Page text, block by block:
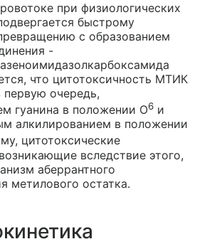
при физиологических
быстрому
с образованием
-
что цитотоксичность МТИК
первую очередь,
гуанина в положении О6 и
алкилированием в положении
цитотоксические
вследствие этого,
аберрантного
метилового остатка.